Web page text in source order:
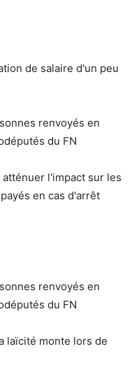
de salaire d'un peu
renvoyés en
du FN
l'impact sur les
en cas d'arrêt
renvoyés en
du FN
laïcité monte lors de